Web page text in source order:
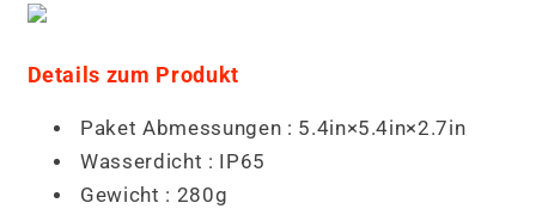
Details zum Produkt
Paket Abmessungen : 5.4in×5.4in×2.7in
Wasserdicht : IP65
Gewicht : 280g